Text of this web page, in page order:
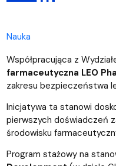
Nauka
Współpracująca z
farmaceutyczna LEO
zakresu bezpieczeństwa
Inicjatywa ta stanowi
pierwszych doświadczeń
środowisku
Program stażowy na